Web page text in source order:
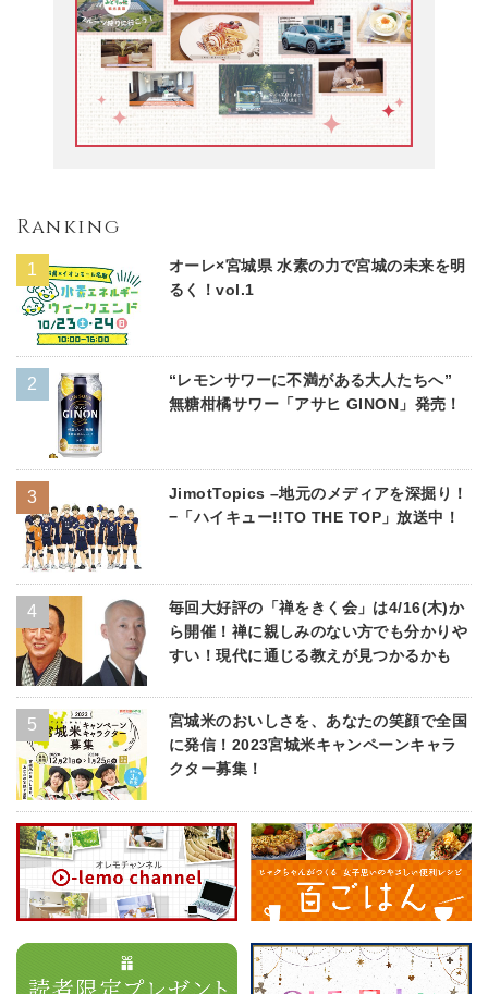
Ranking
オーレ×宮城県 水素の力で宮城の未来を明
るく！vol.1
“レモンサワーに不満がある大人たちへ”
無糖柑橘サワー「アサヒ GINON」発売！
JimotTopics –地元のメディアを深掘り！
−「ハイキュー!!TO THE TOP」放送中！
毎回大好評の「禅をきく会」は4/16(木)か
ら開催！禅に親しみのない方でも分かりや
すい！現代に通じる教えが見つかるかも
宮城米のおいしさを、あなたの笑顔で全国
に発信！2023宮城米キャンペーンキャラ
クター募集！